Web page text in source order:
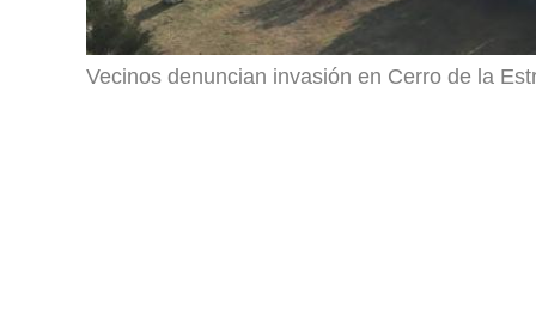
Vecinos denuncian invasión en Cerro de la